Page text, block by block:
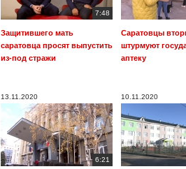
7:48
Защитившего мать
саратовца просят выпустить
из-под стражи
Саратовцы
штурмуют
аптеку
13.11.2020
6:21
10.11.2020